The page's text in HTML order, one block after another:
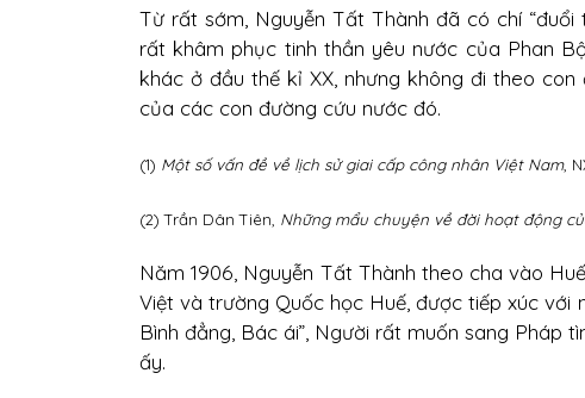
Từ rất sớm, Nguyễn Tất Thành đã có chí “đuổi
rất khâm phục tinh thần yêu nước của Phan
khác ở đầu thế kỉ XX, nhưng không đi theo
của các con đường cứu nước đó.
(1) Một số vấn đề về lịch sử giai cấp công nhân Việt Nam,
(2) Trần Dân Tiên, Những mẩu chuyện về đời hoạt động
Năm 1906, Nguyễn Tất Thành theo cha vào
Việt và trường Quốc học Huế, được tiếp xúc với
Bình đẳng, Bác ái”, Người rất muốn sang Pháp
ấy.